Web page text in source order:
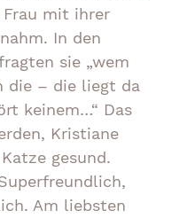
Frau mit ihrer
In den
sie „wem
die – die liegt da
keinem…“ Das
Kristiane
gesund.
Am liebsten